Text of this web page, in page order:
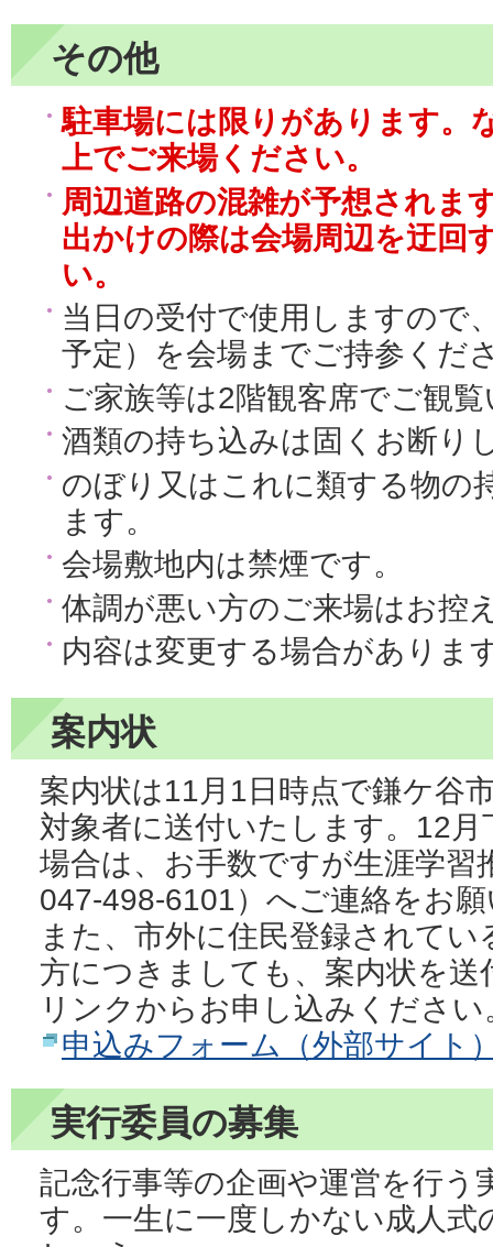
その他
駐車場には限りがあります。
上でご来場ください。
周辺道路の混雑が予想されま
出かけの際は会場周辺を迂回
い。
当日の受付で使用しますので
予定）を会場までご持参くだ
ご家族等は2階観客席でご観
酒類の持ち込みは固くお断り
のぼり又はこれに類する物の
ます。
会場敷地内は禁煙です。
体調が悪い方のご来場はお控
内容は変更する場合がありま
案内状
案内状は11月1日時点で鎌ケ谷
対象者に送付いたします。12
場合は、お手数ですが生涯学習
047-498-6101）へご連絡をお
また、市外に住民登録されて
方につきましても、案内状を
リンクからお申し込みください
申込みフォーム（外部サイト
実行委員の募集
記念行事等の企画や運営を行う
す。一生に一度しかない成人式